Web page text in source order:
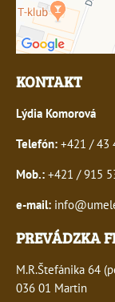
KONTAKT
Lýdia Komorová
Telefón: +421 / 43
Mob.: +421 / 915
e-mail:
PREVÁDZKA
M.R.Štefánika 64
036 01 Martin